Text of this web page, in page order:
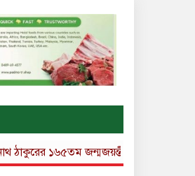
১৬৫তম জন্মজয়ন্তী আজ